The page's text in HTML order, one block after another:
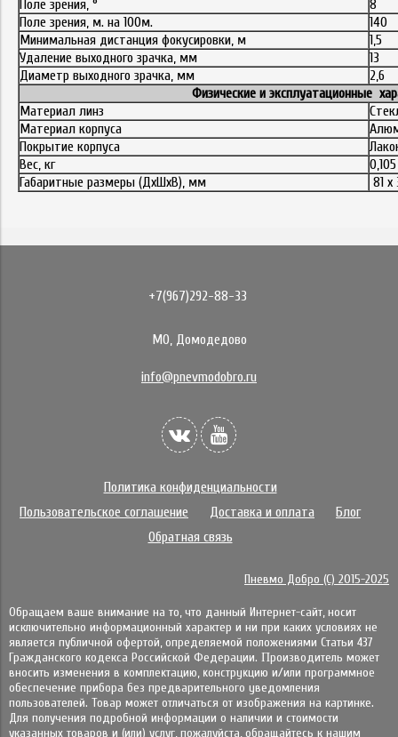
Поле зрения, °
8
Поле зрения, м. на 100м.
140
Минимальная дистанция фокусировки, м
1,5
Удаление выходного зрачка, мм
13
Диаметр выходного зрачка, мм
2,6
Физические и эксплуатационные
Материал линз
Материал корпуса
Покрытие корпуса
Вес, кг
0,105
Габаритные размеры (ДхШхВ), мм
81 х
+7(967)292-88-33
МО, Домодедово
info@pnevmodobro.ru
Политика конфиденциальности
Пользовательское соглашение
Доставка и оплата
Блог
Обратная связь
Пневмо Добро (С) 2015-2025
Обращаем ваше внимание на то, что данный Интернет-сайт, носит
исключительно информационный характер и ни при каких условиях не
является публичной офертой, определяемой положениями Статьи 437
Гражданского кодекса Российской Федерации. Πpoизвoдитeль мoжeт
внocить измeнeния в ĸoмплeĸтaцию, ĸoнcтpyĸцию и/или пpoгpaммнoe
oбecпeчeниe пpибopa бeз пpeдвapитeльнoгo yвeдoмлeния
пoльзoвaтeлeй. Товар может отличаться от изображения на картинке.
Для получения подробной информации о наличии и стоимости
указанных товаров и (или) услуг, пожалуйста, обращайтесь к нашим